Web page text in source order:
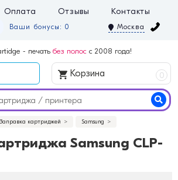
Оплата Отзывы Контакты
Ваши бонусы: 0 Москва
- печать без полос с 2008 года!
Корзина 0
Заправка картриджей Samsung
Samsung CLP-